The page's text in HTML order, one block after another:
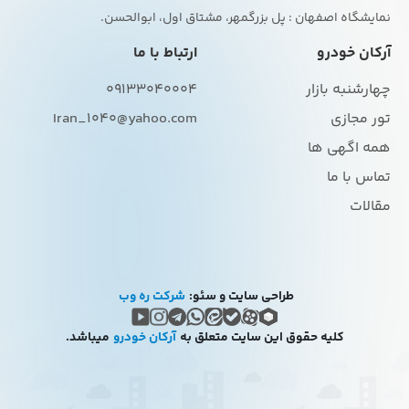
نمایشگاه اصفهان : پل بزرگمهر، مشتاق اول، ابوالحسن.
آرکان خودرو
چهارشنبه بازار
تور مجازی
همه اگهی ها
تماس با ما
مقالات
ارتباط با ما
09133040004
Iran_1040@yahoo.com
طراحی سایت و سئو: شرکت ره وب
کلیه حقوق این سایت متعلق به آرکان خودرو میباشد.